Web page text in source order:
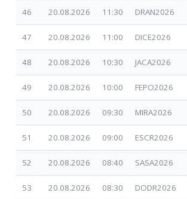
46 20.08.2026 11:30 DRAN2026
47 20.08.2026 11:00 DICE2026
48 20.08.2026 10:30 JACA2026
49 20.08.2026 10:00 FEPO2026
50 20.08.2026 09:30 MIRA2026
51 20.08.2026 09:00 ESCR2026
52 20.08.2026 08:40 SASA2026
53 20.08.2026 08:30 DODR2026